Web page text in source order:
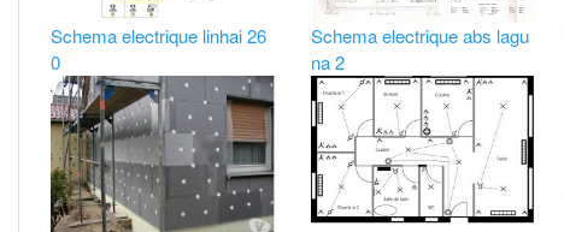
Schema electrique linhai 26
0
Schema electrique abs lagu
na 2